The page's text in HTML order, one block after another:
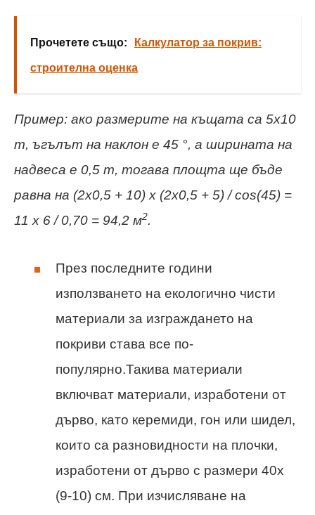
Прочетете също: Калкулатор за покрив:
строителна оценка
Пример: ако размерите на къщата са 5x10
m, ъгълът на наклон е 45 °, а ширината на
надвеса е 0,5 m, тогава площта ще бъде
равна на (2x0,5 + 10) x (2x0,5 + 5) /cos(45) =
11 х 6 / 0,70 = 94,2 м2.
През последните години
използването на екологично чисти
материали за изграждането на
покриви става все по-
популярно.Такива материали
включват материали, изработени от
дърво, като керемиди, гон или шидел,
които са разновидности на плочки,
изработени от дърво с размери 40x
(9-10) см. При изчисляване на